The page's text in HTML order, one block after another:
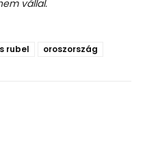
vállal.
rubel oroszország